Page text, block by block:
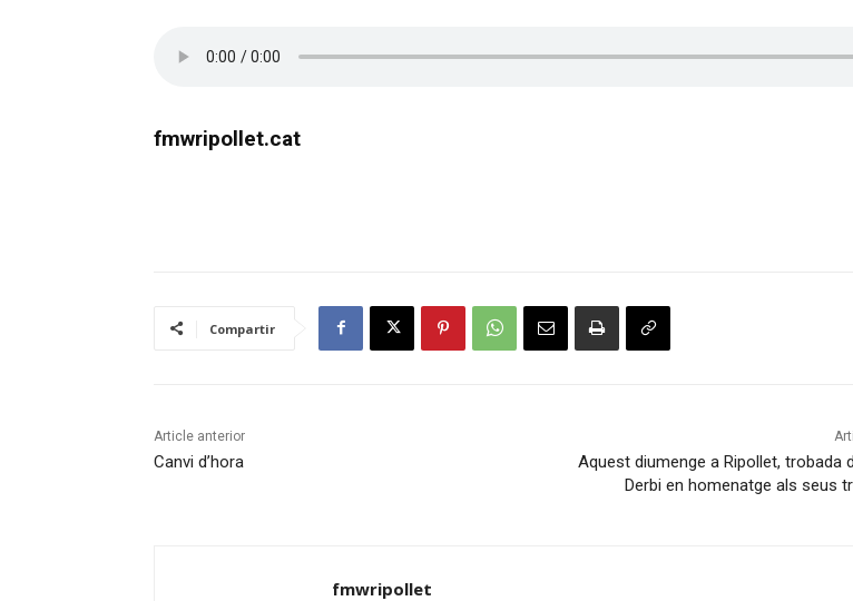
fmwripollet.cat
Compartir
Article anterior
Canvi d’hora
Aquest diumenge a Ripollet, trobada
Derbi en homenatge als seus
fmwripollet